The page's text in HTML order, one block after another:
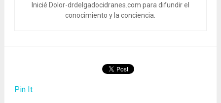
Inicié Dolor-drdelgadocidranes.com para difundir el
conocimiento y la conciencia.
Pin It